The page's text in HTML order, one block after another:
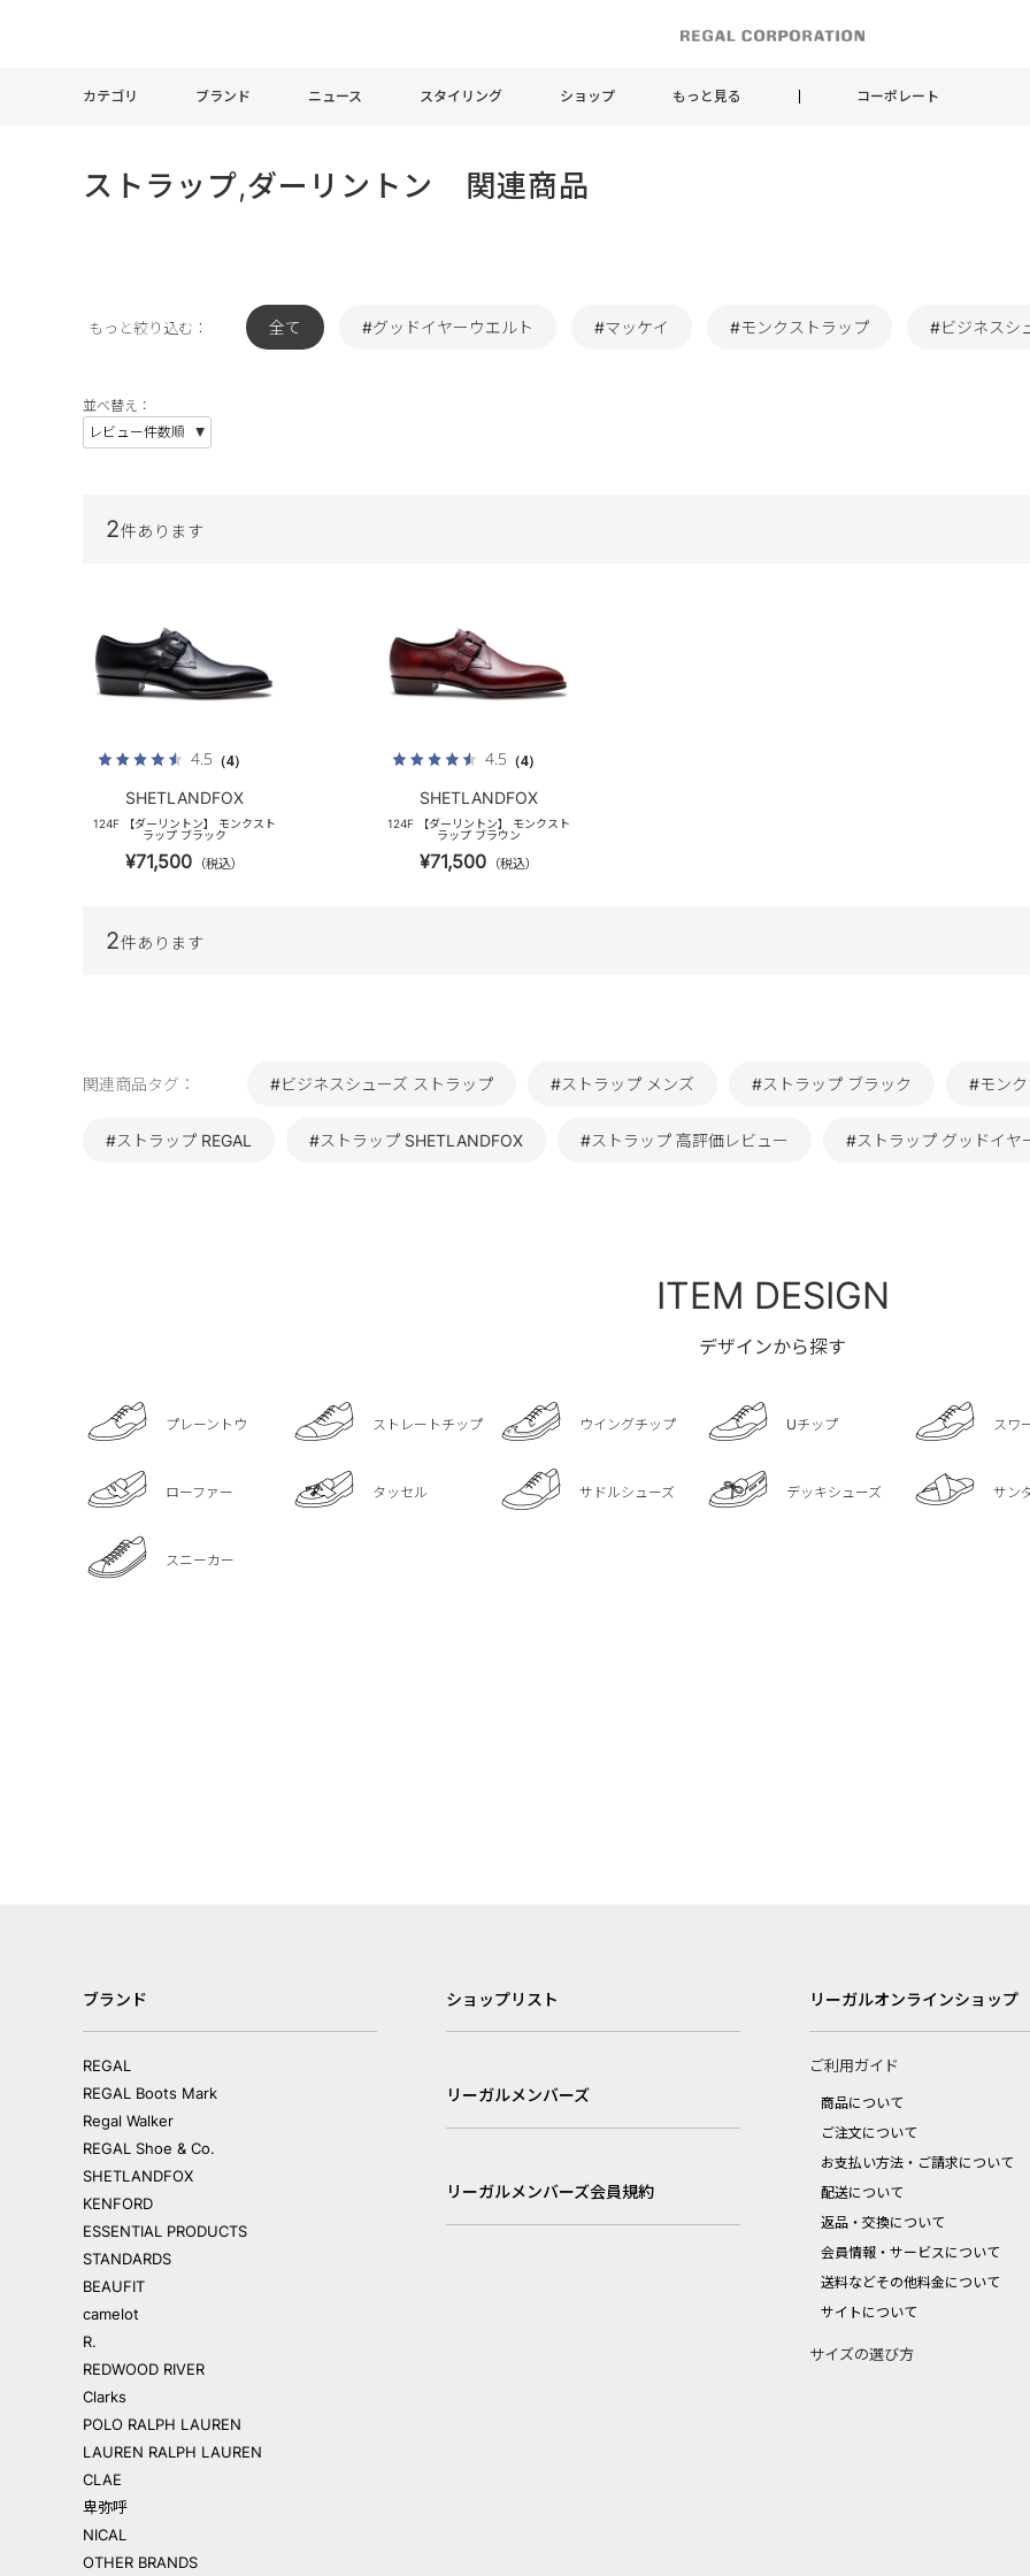
カテゴリ ブランド ニュース スタイリング ショップ もっと見る コーポレート
ストラップ,ダーリントン 関連商品
もっと絞り込む： 全て #グッドイヤーウエルト #マッケイ #モンクストラップ #ビジネスシ
並べ替え：
2件あります
4.5 （4）
SHETLANDFOX
124F 【ダーリントン】 モンクスト
ラップ ブラック
¥71,500 （税込）
4.5 （4）
SHETLANDFOX
124F 【ダーリントン】 モンクスト
ラップ ブラウン
¥71,500 （税込）
2件あります
関連商品タグ： #ビジネスシューズ ストラップ #ストラップ メンズ #ストラップ ブラック #モン
#ストラップ REGAL #ストラップ SHETLANDFOX #ストラップ 高評価レビュー #ストラップ グッドイヤ
ITEM DESIGN
デザインから探す
プレーントウ ストレートチップ ウイングチップ Uチップ スワ
ローファー タッセル サドルシューズ デッキシューズ サン
スニーカー
ブランド
REGAL
REGAL Boots Mark
Regal Walker
REGAL Shoe & Co.
SHETLANDFOX
KENFORD
ESSENTIAL PRODUCTS
STANDARDS
BEAUFIT
camelot
R.
REDWOOD RIVER
Clarks
POLO RALPH LAUREN
LAUREN RALPH LAUREN
CLAE
卑弥呼
NICAL
OTHER BRANDS
ショップリスト
リーガルメンバーズ
リーガルメンバーズ会員規約
リーガルオンラインショップ
ご利用ガイド
商品について
ご注文について
お支払い方法・ご請求について
配送について
返品・交換について
会員情報・サービスについて
送料などその他料金について
サイトについて
サイズの選び方